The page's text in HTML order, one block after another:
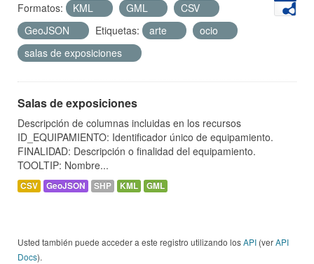
Formatos: KML GML
CSV
GeoJSON
Etiquetas: arte
ocio
salas de exposiciones
Salas de exposiciones
Descripción de columnas incluidas en los recursos
ID_EQUIPAMIENTO: Identificador único de equipamiento.
FINALIDAD: Descripción o finalidad del equipamiento.
TOOLTIP: Nombre...
CSV GeoJSON SHP KML GML
Usted también puede acceder a este registro utilizando losAPI (verAPI
Docs).